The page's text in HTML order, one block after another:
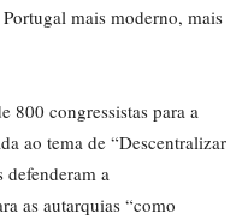
mais moderno, mais
800 congressistas para a
ao tema de “Descentralizar
defenderam a
as autarquias “como